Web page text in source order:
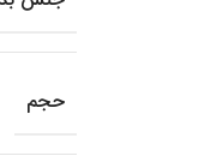
حجم